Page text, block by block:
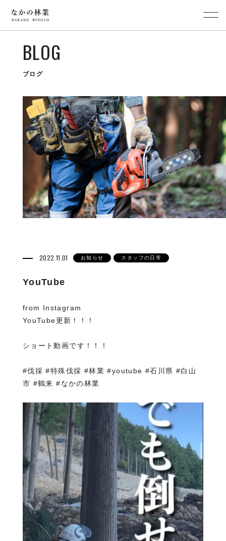
BLOG
ブログ
2022.11.01 お知らせ スタッフの日常
YouTube
from Instagram
YouTube更新️！！！
ショート動画です！！！
#伐採 #特殊伐採 #林業 #youtube #石川県 #白山
市 #鶴来 #なかの林業